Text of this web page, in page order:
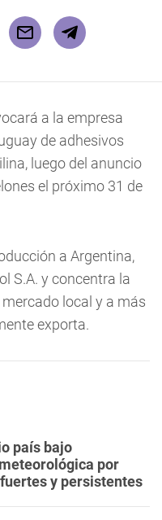
a la empresa
de adhesivos
luego del anuncio
el próximo 31 de
a Argentina,
S.A. y concentra la
local y a más
exporta.
país bajo
por
y persistentes